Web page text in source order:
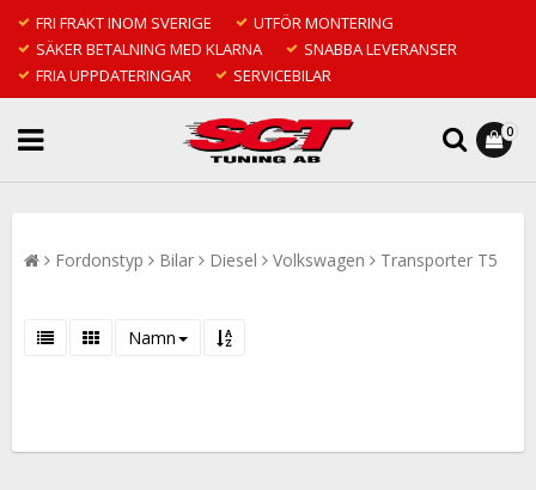
FRI FRAKT INOM SVERIGE
UTFÖR MONTERING
SÄKER BETALNING MED KLARNA
SNABBA LEVERANSER
FRIA UPPDATERINGAR
SERVICEBILAR
0
Fordonstyp Bilar Diesel Volkswagen Transporter T5
Namn